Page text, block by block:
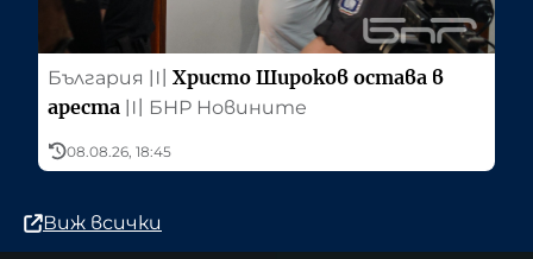
Виж всички
България 〣 Христо Широков остава в
ареста 〣 БНР Новините
08.08.26, 18:45